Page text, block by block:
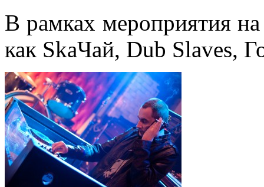
В рамках мероприятия
как SkaЧай, Dub Slaves,